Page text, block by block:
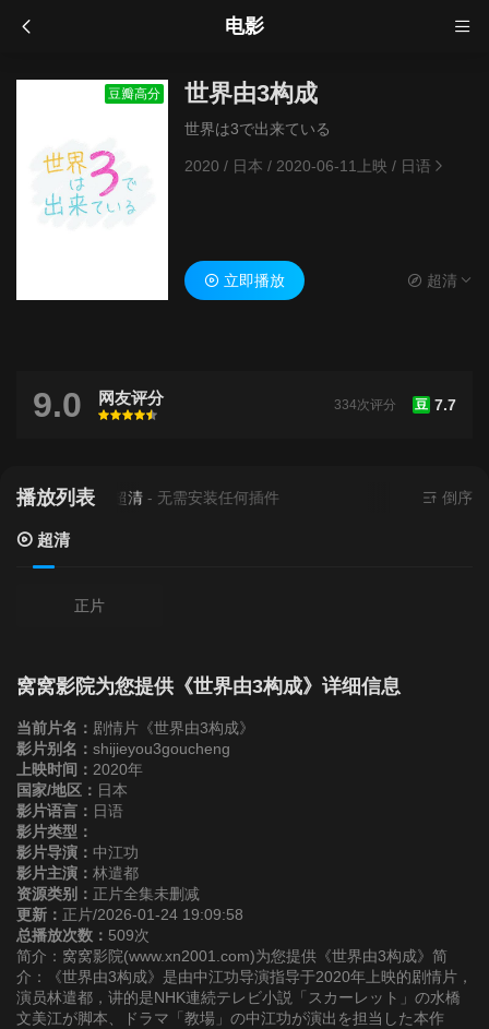
电影
豆瓣高分 世界由3构成
世界は3で出来ている
2020 / 日本 / 2020-06-11上映 / 日语
立即播放 超清
9.0 网友评分
很差
较差还行推荐力荐
豆 7.7
334次评分
播放列表
当前资源来源 超清- 无需安装任何插件 倒序
超清
正片
窝窝影院为您提供《世界由3构成》详细信息
当前片名： 剧情片《世界由3构成》
影片别名： shijieyou3goucheng
上映时间： 2020年
国家/地区： 日本
影片语言： 日语
影片类型：
影片导演： 中江功
影片主演： 林遣都
资源类别： 正片全集未删减
更新： 正片/2026-01-24 19:09:58
总播放次数： 509次
简介：窝窝影院(www.xn2001.com)为您提供《世界由3构成》简
介：《世界由3构成》是由中江功导演指导于2020年上映的剧情片，
演员林遣都，讲的是NHK連続テレビ小説「スカーレット」の水橋
文美江が脚本、ドラマ「教場」の中江功が演出を担当した本作